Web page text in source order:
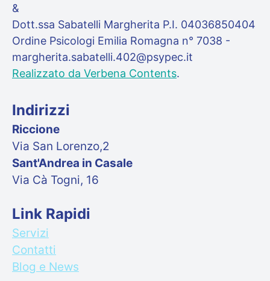
&
Dott.ssa Sabatelli Margherita P.I. 04036850404
Ordine Psicologi Emilia Romagna n° 7038 -
margherita.sabatelli.402@psypec.it
Realizzato da Verbena Contents.
Indirizzi
Riccione
Via San Lorenzo,2
Sant'Andrea in Casale
Via Cà Togni, 16
Link Rapidi
Servizi
Contatti
Blog e News